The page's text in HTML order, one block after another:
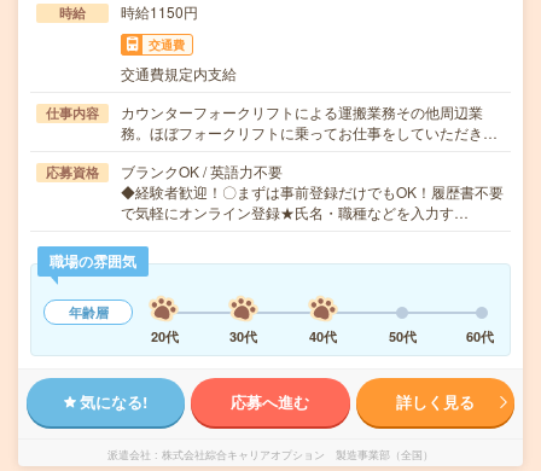
時給 時給1150円
交通費
交通費規定内支給
仕事内容
カウンターフォークリフトによる運搬業務その他周辺業
務。ほぼフォークリフトに乗ってお仕事をしていただき…
応募資格
ブランクOK / 英語力不要
◆経験者歓迎！〇まずは事前登録だけでもOK！履歴書不要
で気軽にオンライン登録★氏名・職種などを入力す…
職場の雰囲気
年齢層
20代
30代 40代 50代 60代
気になる! 応募へ進む 詳しく見る
派遣会社 株式会社綜合キャリアオプション 製造事業部（全国）